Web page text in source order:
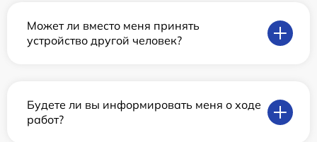
Может ли вместо меня принять
устройство другой человек?
Будете ли вы информировать меня о ходе
работ?